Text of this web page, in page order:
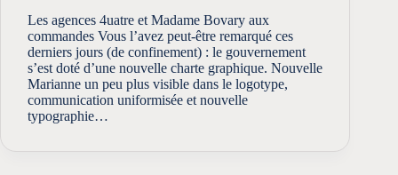
Les agences 4uatre et Madame Bovary aux
commandes Vous l’avez peut-être remarqué ces
derniers jours (de confinement) : le gouvernement
s’est doté d’une nouvelle charte graphique. Nouvelle
Marianne un peu plus visible dans le logotype,
communication uniformisée et nouvelle
typographie…